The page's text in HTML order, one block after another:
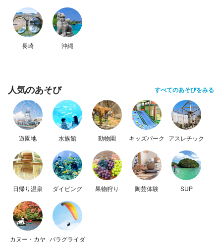
長崎 沖縄
人気のあそび すべてのあそびをみる
遊園地 水族館 動物園 キッズパーク アスレチック
日帰り温泉 ダイビング 果物狩り 陶芸体験 SUP
カヌー・カヤ パラグライダ